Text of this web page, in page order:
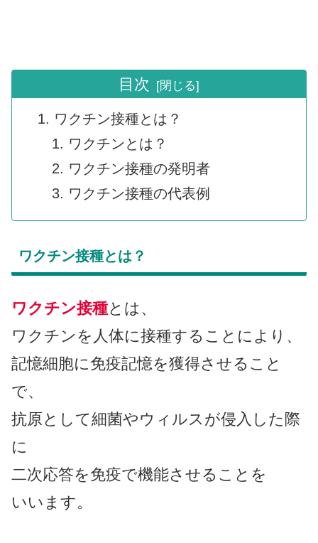
目次
ワクチン接種とは？
ワクチンとは？
ワクチン接種の発明者
ワクチン接種の代表例
ワクチン接種とは？
ワクチン接種とは、
ワクチンを人体に接種することにより、
記憶細胞に免疫記憶を獲得させること
で、
抗原として細菌やウィルスが侵入した際
に
二次応答を免疫で機能させることを
いいます。